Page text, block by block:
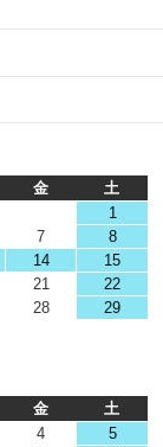
金
土
1
7
8
14
15
21
22
28
29
金
土
4
5